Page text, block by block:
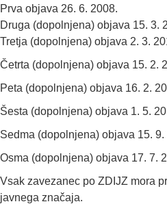
Prva objava 26. 6. 2008.
Druga (dopolnjena) objava 15. 3.
Tretja (dopolnjena) objava 2. 3.
Četrta (dopolnjena) objava 15. 2.
Peta (dopolnjena) objava 16. 2.
Šesta (dopolnjena) objava 1. 5.
Sedma (dopolnjena) objava 15. 9.
Osma (dopolnjena) objava 17. 7.
Vsak zavezanec po ZDIJZ mora
javnega značaja.